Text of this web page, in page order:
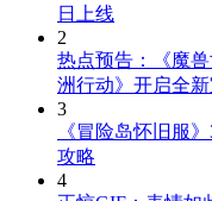
日上线
2
热点预告：《魔
洲行动》开启全新
3
《冒险岛怀旧服
攻略
4